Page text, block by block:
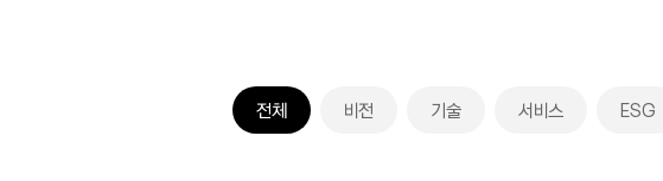
전체 비전 기술 서비스 ESG